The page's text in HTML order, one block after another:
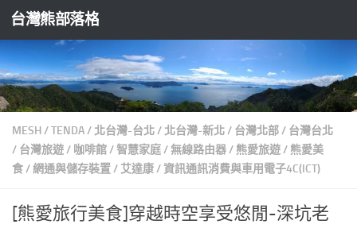
Skip to content
台灣熊部落格
MESH/TENDA/ 北台灣-台北/ 北台灣-新北/ 台灣北部/ 台灣台北
/ 台灣旅遊/ 咖啡館/智慧家庭/無線路由器/ 熊愛旅遊/ 熊愛美
食/網通與儲存裝置/ 艾達康/資訊通訊消費與車用電子4C(ICT)
[熊愛旅行美食]穿越時空享受悠閒-深坑老